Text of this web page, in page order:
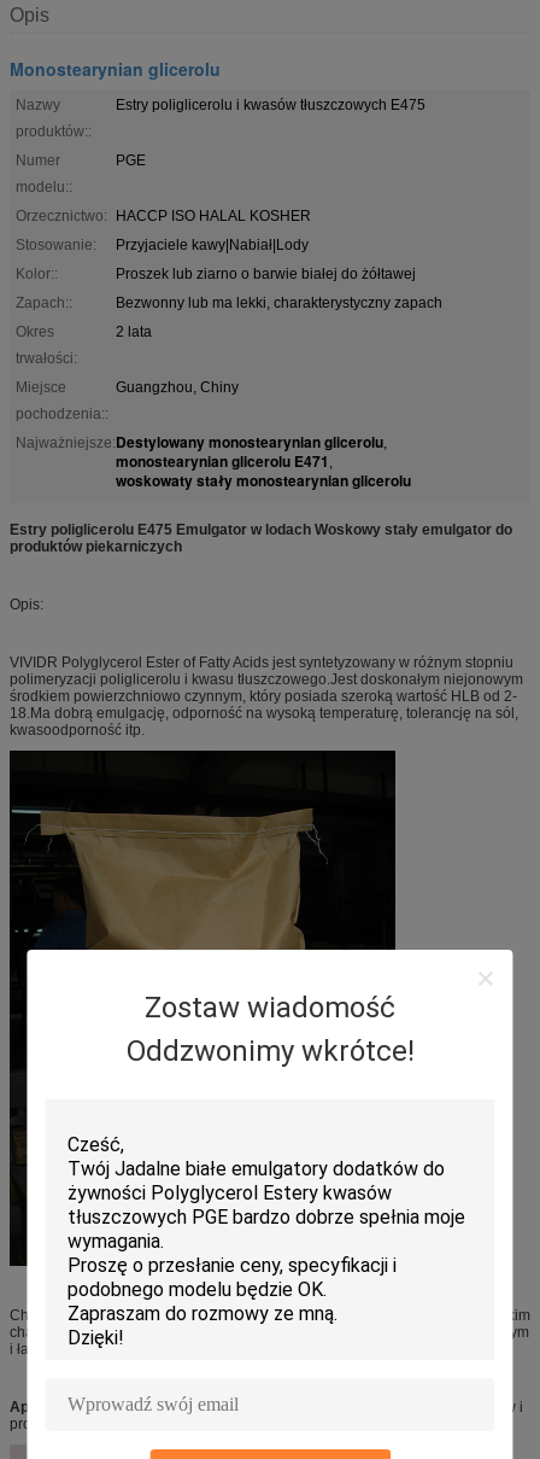
Zostaw wiadomość
Oddzwonimy wkrótce!
Opis
Monostearynian glicerolu
Nazwy
produktów::
Estry poliglicerolu i kwasów tłuszczowych E475
Numer
modelu::
PGE
Orzecznictwo:
HACCP ISO HALAL KOSHER
Stosowanie:
Przyjaciele kawy|Nabiał|Lody
Kolor::
Proszek lub ziarno o barwie białej do żółtawej
Zapach::
Bezwonny lub ma lekki, charakterystyczny zapach
Okres
trwałości:
2 lata
Miejsce
pochodzenia::
Guangzhou, Chiny
Najważniejsze:Destylowany monostearynian glicerolu,
monostearynian glicerolu E471 ,
woskowaty stały monostearynian glicerolu
Estry poliglicerolu E475 Emulgator w lodach Woskowy stały emulgator do
produktów piekarniczych
Opis:
VIVIDR Polyglycerol Ester of Fatty Acids jest syntetyzowany w różnym stopniu
polimeryzacji poliglicerolu i kwasu tłuszczowego.Jest doskonałym niejonowym
środkiem powierzchniowo czynnym, który posiada szeroką wartość HLB od 2-
18.Ma dobrą emulgację, odporność na wysoką temperaturę, tolerancję na sól,
kwasoodporność itp.
Charakter: Płatki lub proszek o barwie żółtawej do żółtej, bezwonny lub z lekkim
charakterystycznym zapachem poliglicerolu.Jest nieszkodliwym, nietoksycznym
i łatwo biodegradowalnym dodatkiem do żywności.
Aplikacja:Jest to jeden z najlepszych emulgatorów do żywności, kosmetyków i
produktów zdrowotnych. Dobry emulgator do produktów piekarniczych.